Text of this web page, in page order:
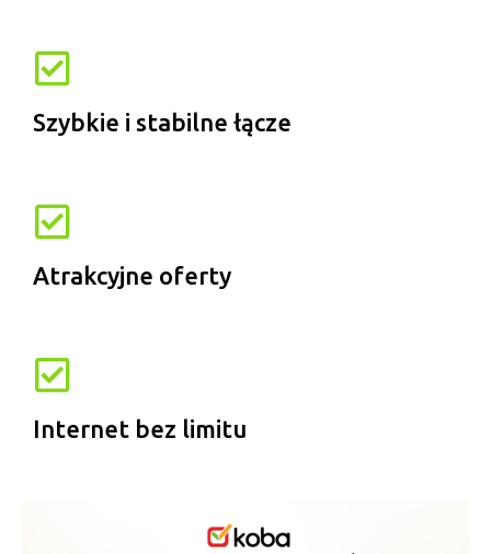
Szybkie i stabilne łącze
Atrakcyjne oferty
Internet bez limitu